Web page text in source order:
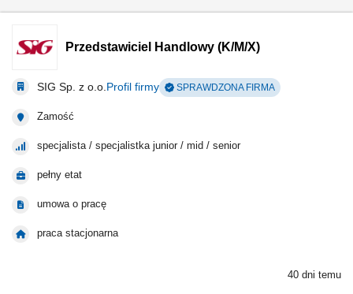
Przedstawiciel Handlowy (K/M/X)
SIG Sp. z o.o. Profil firmy SPRAWDZONA FIRMA
Zamość
specjalista / specjalistka junior / mid / senior
pełny etat
umowa o pracę
praca stacjonarna
40 dni temu